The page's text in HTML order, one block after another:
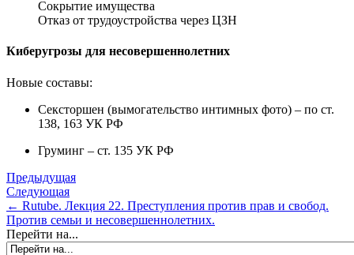
Сокрытие имущества
Отказ от трудоустройства через ЦЗН
Киберугрозы для несовершеннолетних
Новые составы:
Сексторшен (вымогательство интимных фото) – по ст.
138, 163 УК РФ
Груминг – ст. 135 УК РФ
Предыдущая
Следующая
← Rutube. Лекция 22. Преступления против прав и свобод.
Против семьи и несовершеннолетних.
Перейти на...